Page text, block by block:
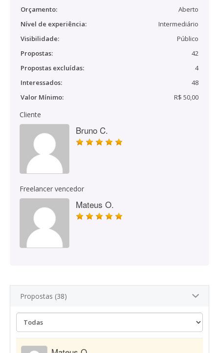
Orçamento:
Aberto
Nível de experiência:
Intermediário
Visibilidade:
Público
Propostas:
42
Propostas excluídas:
4
Interessados:
48
Valor Mínimo:
R$ 50,00
Cliente
Bruno C.
Freelancer vencedor
Mateus O.
Propostas (38)